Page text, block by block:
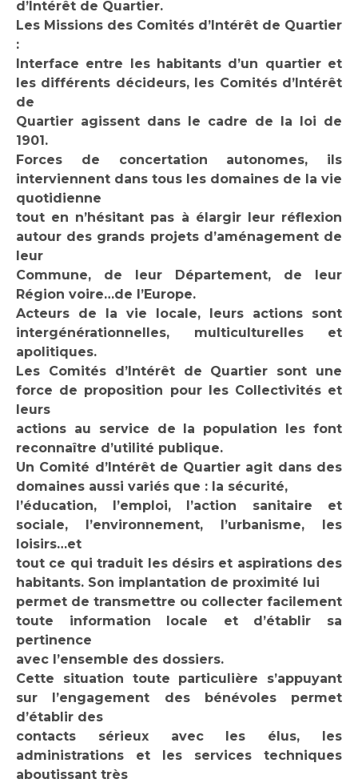
d’Intérêt de Quartier.
Les Missions des Comités d’Intérêt de Quartier
:
Interface entre les habitants d’un quartier et
les différents décideurs, les Comités d’Intérêt
de
Quartier agissent dans le cadre de la loi de
1901.
Forces de concertation autonomes, ils
interviennent dans tous les domaines de la vie
quotidienne
tout en n’hésitant pas à élargir leur réflexion
autour des grands projets d’aménagement de
leur
Commune, de leur Département, de leur
Région voire…de l’Europe.
Acteurs de la vie locale, leurs actions sont
intergénérationnelles, multiculturelles et
apolitiques.
Les Comités d’Intérêt de Quartier sont une
force de proposition pour les Collectivités et
leurs
actions au service de la population les font
reconnaître d’utilité publique.
Un Comité d’Intérêt de Quartier agit dans des
domaines aussi variés que : la sécurité,
l’éducation, l’emploi, l’action sanitaire et
sociale, l’environnement, l’urbanisme, les
loisirs…et
tout ce qui traduit les désirs et aspirations des
habitants. Son implantation de proximité lui
permet de transmettre ou collecter facilement
toute information locale et d’établir sa
pertinence
avec l’ensemble des dossiers.
Cette situation toute particulière s’appuyant
sur l’engagement des bénévoles permet
d’établir des
contacts sérieux avec les élus, les
administrations et les services techniques
aboutissant très